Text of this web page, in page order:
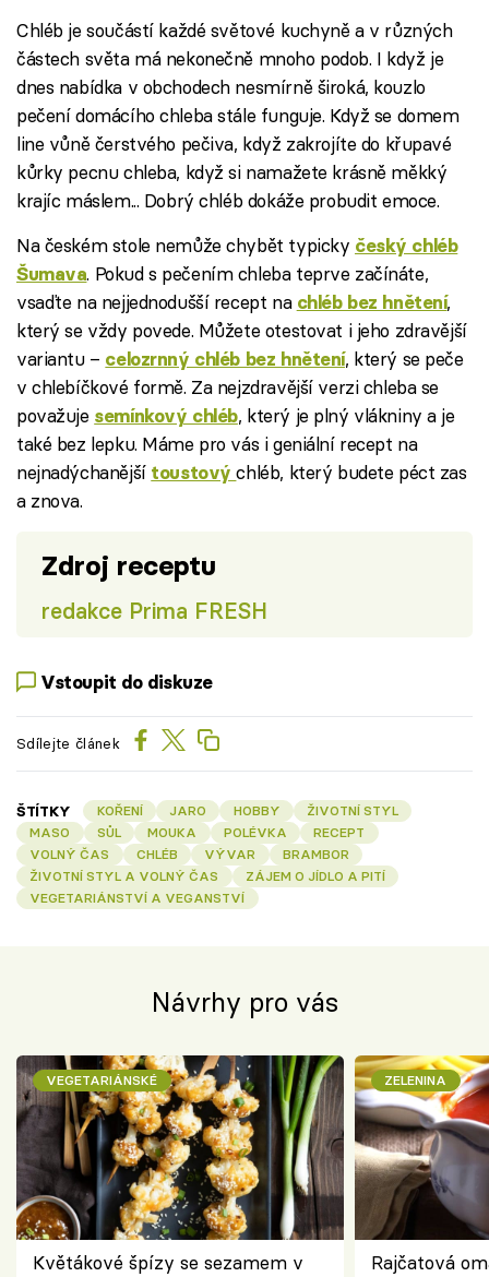
Chléb je součástí každé světové kuchyně a v různých
částech světa má nekonečně mnoho podob. I když je
dnes nabídka v obchodech nesmírně široká, kouzlo
pečení domácího chleba stále funguje. Když se domem
line vůně čerstvého pečiva, když zakrojíte do křupavé
kůrky pecnu chleba, když si namažete krásně měkký
krajíc máslem... Dobrý chléb dokáže probudit emoce.
Na českém stole nemůže chybět typicky český chléb
Šumava. Pokud s pečením chleba teprve začínáte,
vsaďte na nejjednodušší recept na chléb bez hnětení,
který se vždy povede. Můžete otestovat i jeho zdravější
variantu – celozrnný chléb bez hnětení, který se peče
v chlebíčkové formě. Za nejzdravější verzi chleba se
považuje semínkový chléb, který je plný vlákniny a je
také bez lepku. Máme pro vás i geniální recept na
nejnadýchanější toustovýchléb, který budete péct zas
a znova.
Zdroj receptu
redakce Prima FRESH
Vstoupit do diskuze
Sdílejte článek
ŠTÍTKY KOŘENÍ JARO HOBBY
ŽIVOTNÍ STYL
MASO
SŮL MOUKA POLÉVKA
RECEPT
VOLNÝ ČAS
CHLÉB VÝVAR
BRAMBOR
ŽIVOTNÍ STYL A VOLNÝ ČAS
ZÁJEM O JÍDLO A PITÍ
VEGETARIÁNSTVÍ A VEGANSTVÍ
Návrhy pro vás
VEGETARIÁNSKÉ
Květákové špízy se sezamem v
ZELENINA
Rajčatová